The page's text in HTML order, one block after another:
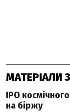
МАТЕРІАЛИ
IPO
на біржу